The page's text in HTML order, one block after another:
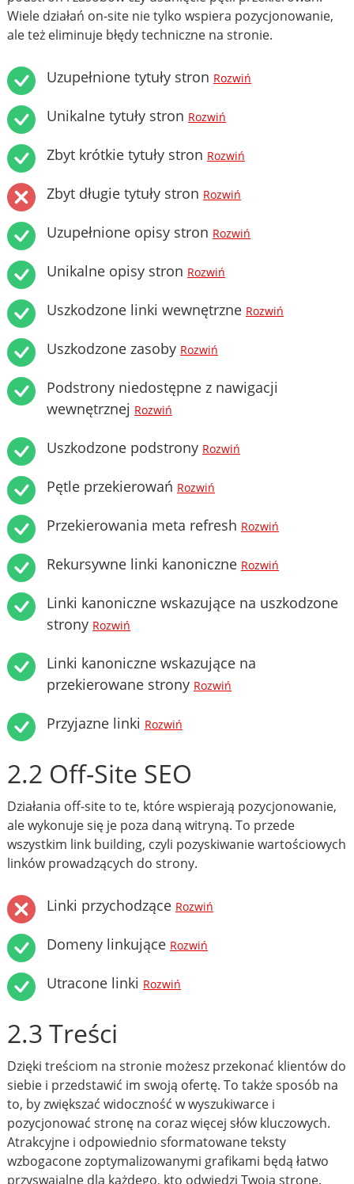
Wiele działań on-site nie tylko wspiera pozycjonowanie,
ale też eliminuje błędy techniczne na stronie.
Uzupełnione tytuły stron Rozwiń
Unikalne tytuły stron Rozwiń
Zbyt krótkie tytuły stron Rozwiń
Zbyt długie tytuły stron Rozwiń
Uzupełnione opisy stron Rozwiń
Unikalne opisy stron Rozwiń
Uszkodzone linki wewnętrzne Rozwiń
Uszkodzone zasoby Rozwiń
Podstrony niedostępne z nawigacji
wewnętrznej Rozwiń
Uszkodzone podstrony Rozwiń
Pętle przekierowań Rozwiń
Przekierowania meta refresh Rozwiń
Rekursywne linki kanoniczne Rozwiń
Linki kanoniczne wskazujące na uszkodzone
strony Rozwiń
Linki kanoniczne wskazujące na
przekierowane strony Rozwiń
Przyjazne linki Rozwiń
2.2 Off-Site SEO
Działania off-site to te, które wspierają pozycjonowanie,
ale wykonuje się je poza daną witryną. To przede
wszystkim link building, czyli pozyskiwanie wartościowych
linków prowadzących do strony.
Linki przychodzące Rozwiń
Domeny linkujące Rozwiń
Utracone linki Rozwiń
2.3 Treści
Dzięki treściom na stronie możesz przekonać klientów do
siebie i przedstawić im swoją ofertę. To także sposób na
to, by zwiększać widoczność w wyszukiwarce i
pozycjonować stronę na coraz więcej słów kluczowych.
Atrakcyjne i odpowiednio sformatowane teksty
wzbogacone zoptymalizowanymi grafikami będą łatwo
przyswajalne dla każdego, kto odwiedzi Twoją stronę.